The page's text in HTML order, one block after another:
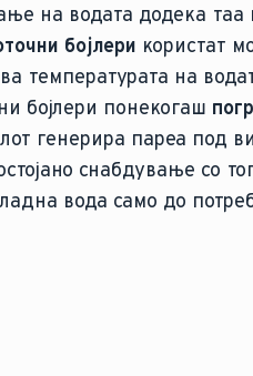
на водата додека
бојлери користат
температурата на
бојлери понекогаш
генерира пареа под
снабдување со
вода само до